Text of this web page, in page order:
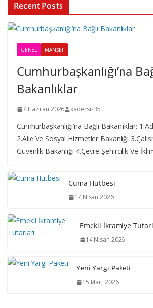
Recent Posts
GENEL MANŞET
Cumhurbaşkanlığı’na
Bakanlıklar
7 Haziran 2026 kadersiz35
Cumhurbaşkanlığı’na Bağlı Bakanlıklar:
2.Aile Ve Sosyal Hizmetler Bakanlığı
Güvenlik Bakanlığı 4.Çevre Şehircilik Ve
Cuma Hutbesi
17 Nisan 2026
Emekli İkramiye
14 Nisan 2026
Yeni Yargı Paketi
15 Mart 2026